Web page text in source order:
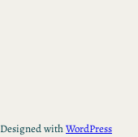
Designed withWordPress